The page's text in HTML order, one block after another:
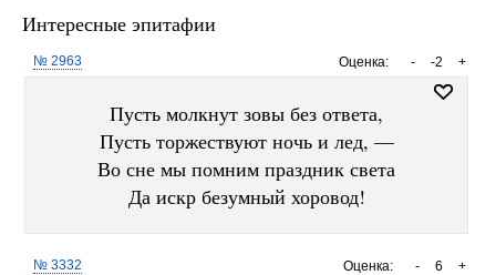
Интересные эпитафии
Оценка: +
-2
-
№ 2963
Пусть молкнут зовы без ответа,
Пусть торжествуют ночь и лед, —
Во сне мы помним праздник света
Да искр безумный хоровод!
Оценка: +
6
-
№ 3332